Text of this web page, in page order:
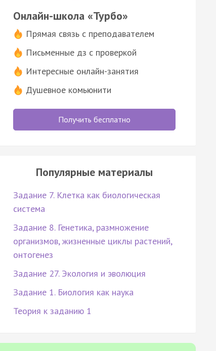
Онлайн-школа «Турбо»
Прямая связь с преподавателем
Письменные дз с проверкой
Интересные онлайн-занятия
Душевное комьюнити
Получить бесплатно
Популярные материалы
Задание 7. Клетка как биологическая
система
Задание 8. Генетика, размножение
организмов, жизненные циклы растений,
онтогенез
Задание 27. Экология и эволюция
Задание 1. Биология как наука
Теория к заданию 1